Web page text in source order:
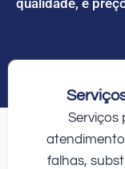
Serviços
falhas,